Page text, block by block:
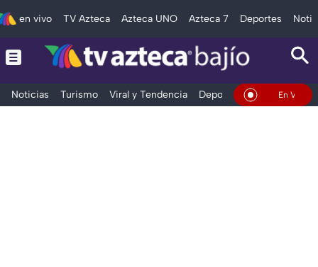
en vivo TV Azteca Azteca UNO Azteca 7 Deportes
Noticias Turismo Viral y Tendencia Deportes Espectáculos
En Vivo